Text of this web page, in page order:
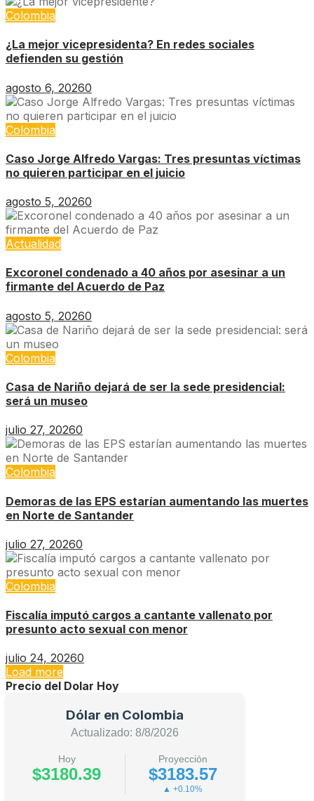
Colombia
¿La mejor vicepresidenta? En redes sociales
defienden su gestión
agosto 6, 20260
Colombia
Caso Jorge Alfredo Vargas: Tres presuntas víctimas
no quieren participar en el juicio
agosto 5, 20260
Actualidad
Excoronel condenado a 40 años por asesinar a un
firmante del Acuerdo de Paz
agosto 5, 20260
Colombia
Casa de Nariño dejará de ser la sede presidencial:
será un museo
julio 27, 20260
Colombia
Demoras de las EPS estarían aumentando las muertes
en Norte de Santander
julio 27, 20260
Colombia
Fiscalía imputó cargos a cantante vallenato por
presunto acto sexual con menor
julio 24, 20260
Load more
Precio del Dolar Hoy
Dólar en Colombia
Actualizado: 8/8/2026
Hoy
$3180.39
Proyección
$3183.57
▲ +0.10%